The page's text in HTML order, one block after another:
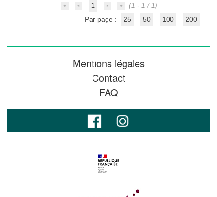
1
(1 - 1 / 1)
Par page :
25 50 100 200
Mentions légales
Contact
FAQ